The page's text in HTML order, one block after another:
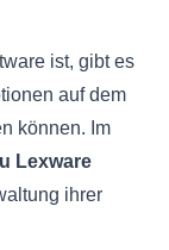
ist, gibt es
auf dem
können. Im
Lexware
ihrer